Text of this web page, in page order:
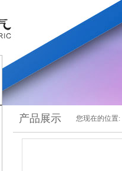
产品展示 您现在的位置: